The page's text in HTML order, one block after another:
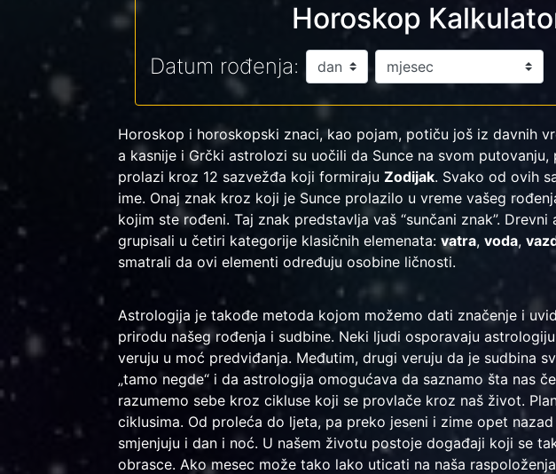
Horoskop
Datum rođenja:
Horoskop i horoskopski znaci, kao pojam, potiču još iz davnih
a kasnije i Grčki astrolozi su uočili da Sunce na svom putovanju,
prolazi kroz 12 sazvežđa koji formiraju Zodijak. Svako od ovih
ime. Onaj znak kroz koji je Sunce prolazilo u vreme vašeg
kojim ste rođeni. Taj znak predstavlja vaš “sunčani znak”.
grupisali u četiri kategorije klasičnih elemenata: vatra, voda,
smatrali da ovi elementi određuju osobine ličnosti.
Astrologija je takođe metoda kojom možemo dati značenje i
prirodu našeg rođenja i sudbine. Neki ljudi osporavaju
veruju u moć predviđanja. Međutim, drugi veruju da je sudbina
„tamo negde“ i da astrologija omogućava da saznamo šta nas
razumemo sebe kroz cikluse koji se provlače kroz naš život.
ciklusima. Od proleća do ljeta, pa preko jeseni i zime opet
smjenjuju i dan i noć. U našem životu postoje događaji koji se
obrasce. Ako mesec može tako lako uticati na naša